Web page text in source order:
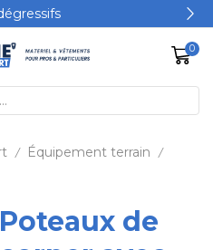
0
/ Équipement terrain /
Poteaux de